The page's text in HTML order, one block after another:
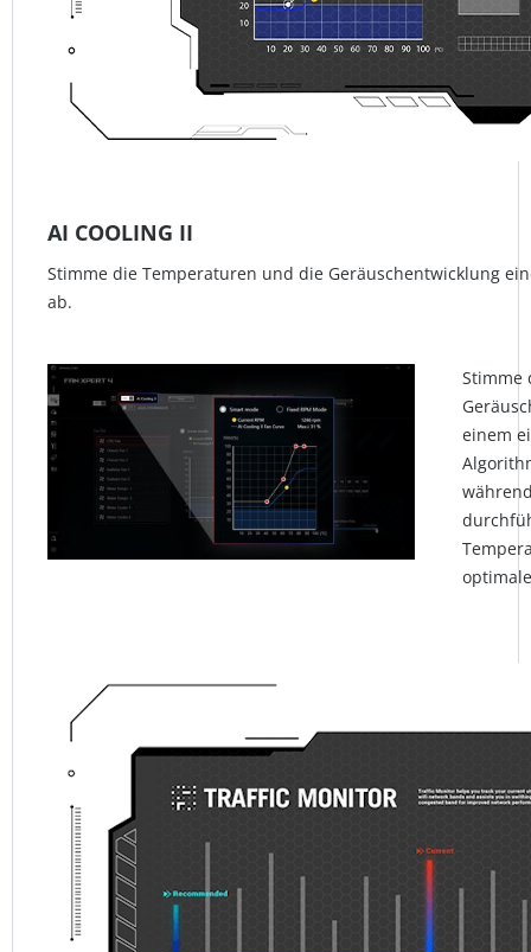
AI COOLING II
Stimme die Temperaturen und die Geräuschentwicklung
ab.
Stimme
einem